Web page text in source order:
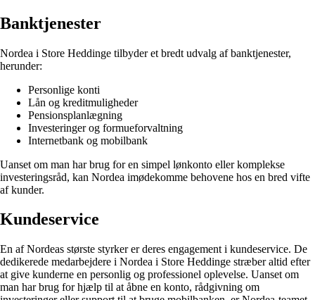
Banktjenester
Nordea i Store Heddinge tilbyder et bredt udvalg af banktjenester,
herunder:
Personlige konti
Lån og kreditmuligheder
Pensionsplanlægning
Investeringer og formueforvaltning
Internetbank og mobilbank
Uanset om man har brug for en simpel lønkonto eller komplekse
investeringsråd, kan Nordea imødekomme behovene hos en bred vifte
af kunder.
Kundeservice
En af Nordeas største styrker er deres engagement i kundeservice. De
dedikerede medarbejdere i Nordea i Store Heddinge stræber altid efter
at give kunderne en personlig og professionel oplevelse. Uanset om
man har brug for hjælp til at åbne en konto, rådgivning om